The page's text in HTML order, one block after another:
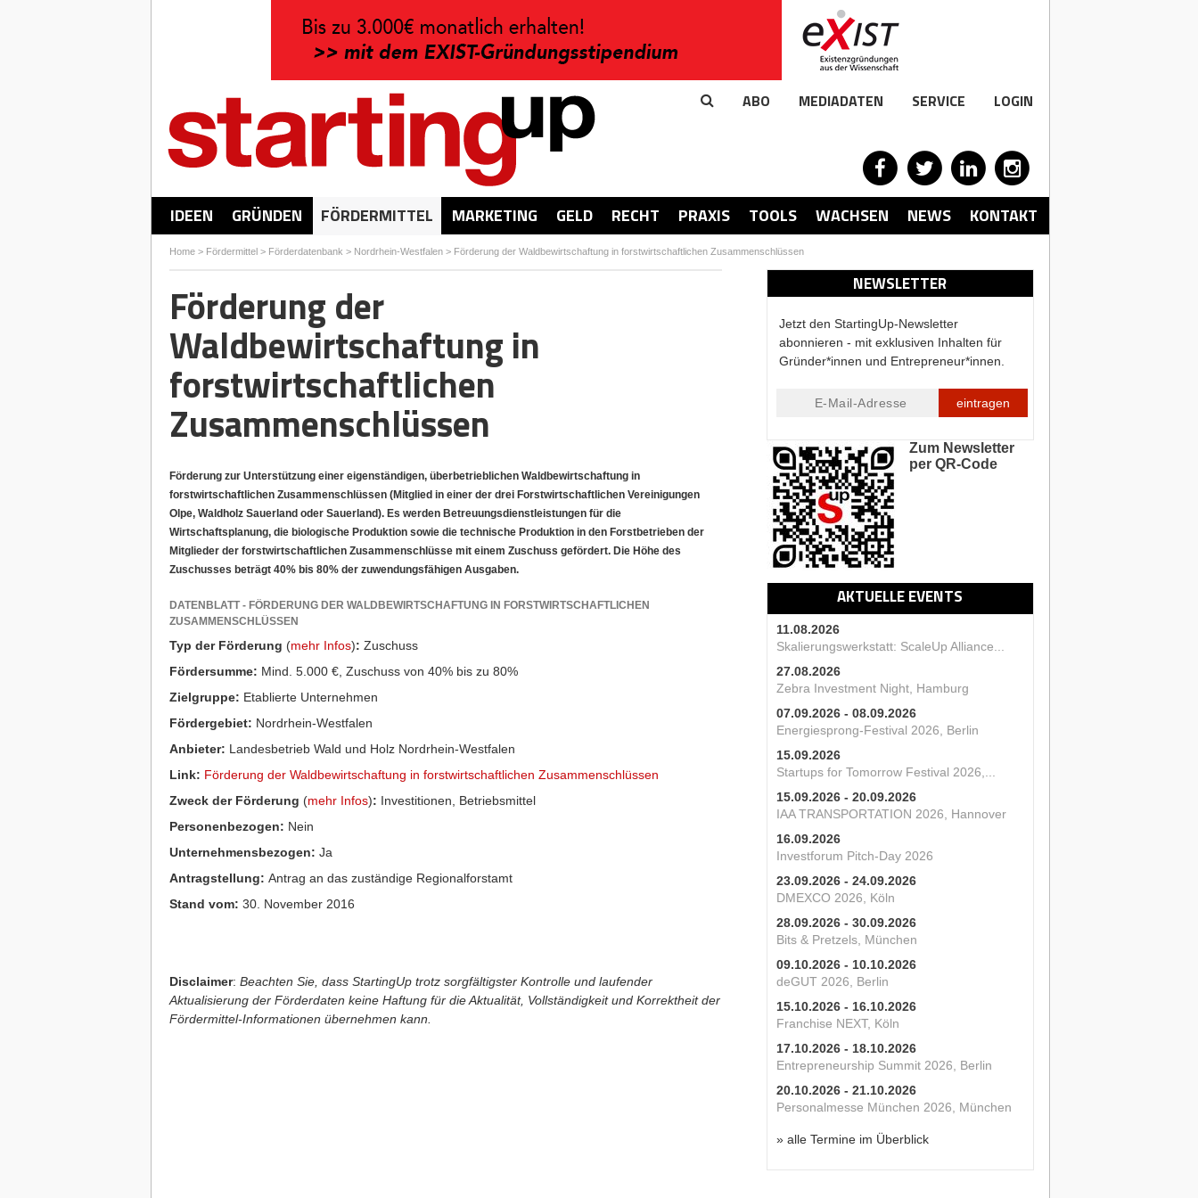
ABO MEDIADATEN SERVICE LOGIN
IDEEN GRÜNDEN FÖRDERMITTEL MARKETING GELD RECHT PRAXIS TOOLS WACHSEN NEWS KONTAKT
Home> Fördermittel> Förderdatenbank > Nordrhein-Westfalen> Förderung der Waldbewirtschaftung in forstwirtschaftlichen Zusammenschlüssen
NEWSLETTER
Jetzt den StartingUp-Newsletter
abonnieren - mit exklusiven Inhalten für
Gründer*innen und Entrepreneur*innen.
eintragen
Zum Newsletter
per QR-Code
AKTUELLE EVENTS
11.08.2026
Skalierungswerkstatt: ScaleUp Alliance...
27.08.2026
Zebra Investment Night, Hamburg
07.09.2026 - 08.09.2026
Energiesprong-Festival 2026, Berlin
15.09.2026
Startups for Tomorrow Festival 2026,...
15.09.2026 - 20.09.2026
IAA TRANSPORTATION 2026, Hannover
16.09.2026
Investforum Pitch-Day 2026
23.09.2026 - 24.09.2026
DMEXCO 2026, Köln
28.09.2026 - 30.09.2026
Bits & Pretzels, München
09.10.2026 - 10.10.2026
deGUT 2026, Berlin
15.10.2026 - 16.10.2026
Franchise NEXT, Köln
17.10.2026 - 18.10.2026
Entrepreneurship Summit 2026, Berlin
20.10.2026 - 21.10.2026
Personalmesse München 2026, München
» alle Termine im Überblick
Förderung der
Waldbewirtschaftung in
forstwirtschaftlichen
Zusammenschlüssen
Förderung zur Unterstützung einer eigenständigen, überbetrieblichen Waldbewirtschaftung in
forstwirtschaftlichen Zusammenschlüssen (Mitglied in einer der drei Forstwirtschaftlichen Vereinigungen
Olpe, Waldholz Sauerland oder Sauerland). Es werden Betreuungsdienstleistungen für die
Wirtschaftsplanung, die biologische Produktion sowie die technische Produktion in den Forstbetrieben der
Mitglieder der forstwirtschaftlichen Zusammenschlüsse mit einem Zuschuss gefördert. Die Höhe des
Zuschusses beträgt 40% bis 80% der zuwendungsfähigen Ausgaben.
DATENBLATT - FÖRDERUNG DER WALDBEWIRTSCHAFTUNG IN FORSTWIRTSCHAFTLICHEN
ZUSAMMENSCHLÜSSEN
Typ der Förderung (mehr Infos): Zuschuss
Fördersumme: Mind. 5.000 €, Zuschuss von 40% bis zu 80%
Zielgruppe: Etablierte Unternehmen
Fördergebiet: Nordrhein-Westfalen
Anbieter: Landesbetrieb Wald und Holz Nordrhein-Westfalen
Link: Förderung der Waldbewirtschaftung in forstwirtschaftlichen Zusammenschlüssen
Zweck der Förderung (mehr Infos): Investitionen, Betriebsmittel
Personenbezogen: Nein
Unternehmensbezogen: Ja
Antragstellung: Antrag an das zuständige Regionalforstamt
Stand vom: 30. November 2016
Disclaimer: Beachten Sie, dass StartingUp trotz sorgfältigster Kontrolle und laufender
Aktualisierung der Förderdaten keine Haftung für die Aktualität, Vollständigkeit und Korrektheit der
Fördermittel-Informationen übernehmen kann.